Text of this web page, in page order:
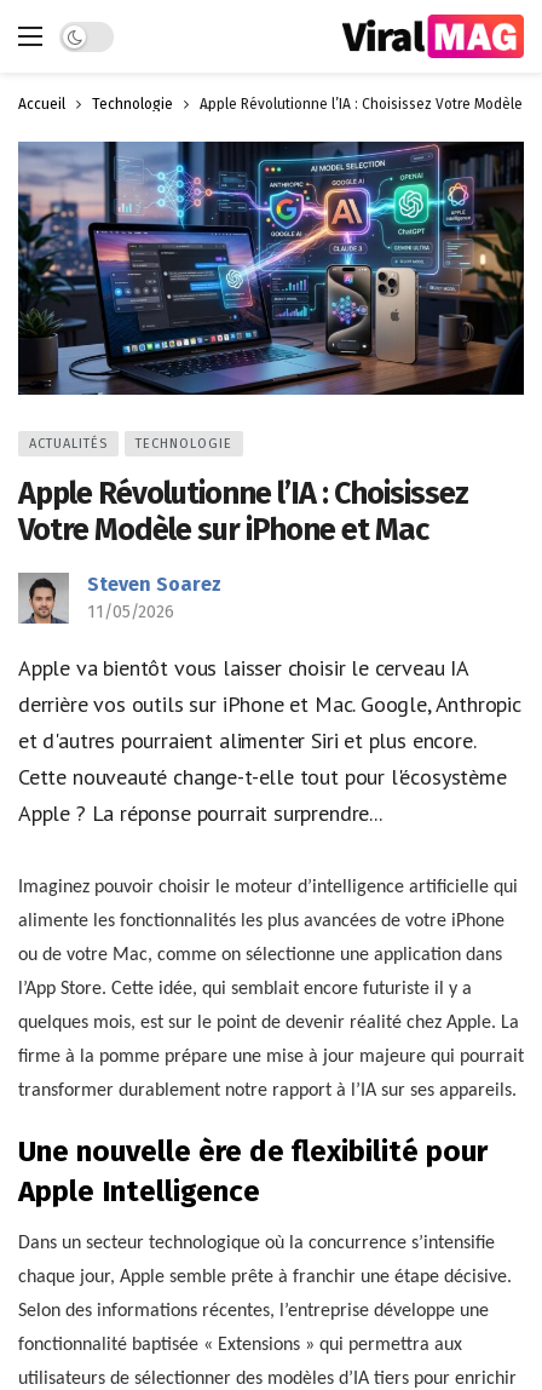
Dark mode
Accueil Technologie Apple Révolutionne l’IA : Choisissez Votre Modèle
ACTUALITÉS TECHNOLOGIE
Apple Révolutionne l’IA : Choisissez
Votre Modèle sur iPhone et Mac
Steven Soarez
11/05/2026
Apple va bientôt vous laisser choisir le cerveau IA
derrière vos outils sur iPhone et Mac. Google, Anthropic
et d'autres pourraient alimenter Siri et plus encore.
Cette nouveauté change-t-elle tout pour l'écosystème
Apple ? La réponse pourrait surprendre...
Imaginez pouvoir choisir le moteur d’intelligence artificielle qui
alimente les fonctionnalités les plus avancées de votre iPhone
ou de votre Mac, comme on sélectionne une application dans
l’App Store. Cette idée, qui semblait encore futuriste il y a
quelques mois, est sur le point de devenir réalité chez Apple. La
firme à la pomme prépare une mise à jour majeure qui pourrait
transformer durablement notre rapport à l’IA sur ses appareils.
Une nouvelle ère de flexibilité pour
Apple Intelligence
Dans un secteur technologique où la concurrence s’intensifie
chaque jour, Apple semble prête à franchir une étape décisive.
Selon des informations récentes, l’entreprise développe une
fonctionnalité baptisée « Extensions » qui permettra aux
utilisateurs de sélectionner des modèles d’IA tiers pour enrichir